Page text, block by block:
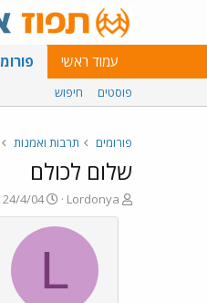
עמוד ראשי
פוסטים חיפוש
פורומים תרבות ואמנות
שלום לכולם
פ
ו
Lordonya
פ
ו
ר
24/4/04
L